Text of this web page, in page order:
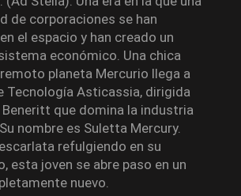
de corporaciones se han
el espacio y han creado un
económico. Una chica
planeta Mercurio llega a
Tecnología Asticassia, dirigida
Beneritt que domina la industria
nombre es Suletta Mercury.
refulgiendo en su
esta joven se abre paso en un
nuevo.